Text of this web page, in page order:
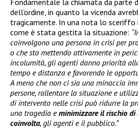
dell’ordine, in quanto la vicenda
tragicamente. In una nota lo
come è stata gestita la situazione:
coinvolgono una persona in crisi per
o che sta mettendo attivamente in
incolumità, gli agenti danno priorità
tempo e distanza e favorendo le
A meno che non ci sia una minaccia
persone, rallentare la situazione e
di intervento nelle crisi può ridurre la
una tragedia eminimizzare il rischio di
coinvolta, gli agenti e il pubblico.”